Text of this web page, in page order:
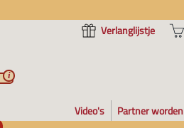
Verlanglijstje
i
Video's Partner worden